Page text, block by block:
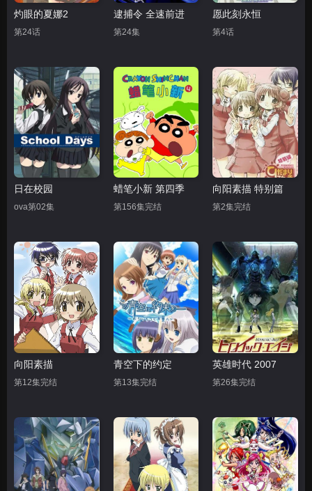
灼眼的夏娜2
第24话
逮捕令 全速前进
第24集
愿此刻永恒
第4话
日在校园
ova第02集
蜡笔小新 第四季
第156集完结
向阳素描 特别篇
第2集完结
向阳素描
第12集完结
青空下的约定
第13集完结
英雄时代 2007
第26集完结